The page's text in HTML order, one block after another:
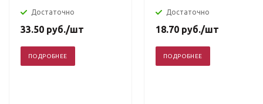
Достаточно
33.50 руб./шт
ПОДРОБНЕЕ
Достаточно
18.70 руб./шт
ПОДРОБНЕЕ